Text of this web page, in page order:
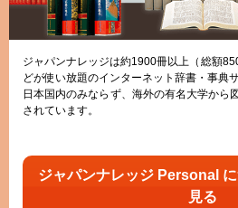
ジャパンナレッジは約1900冊以上（総額
どが使い放題のインターネット辞書・事典サ
日本国内のみならず、海外の有名大学から
されています。
ジャパンナレッジ Personal
見る